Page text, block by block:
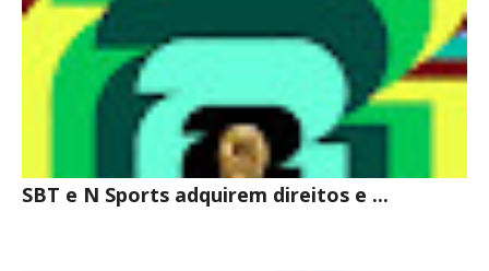
SBT e N Sports adquirem direitos e ...